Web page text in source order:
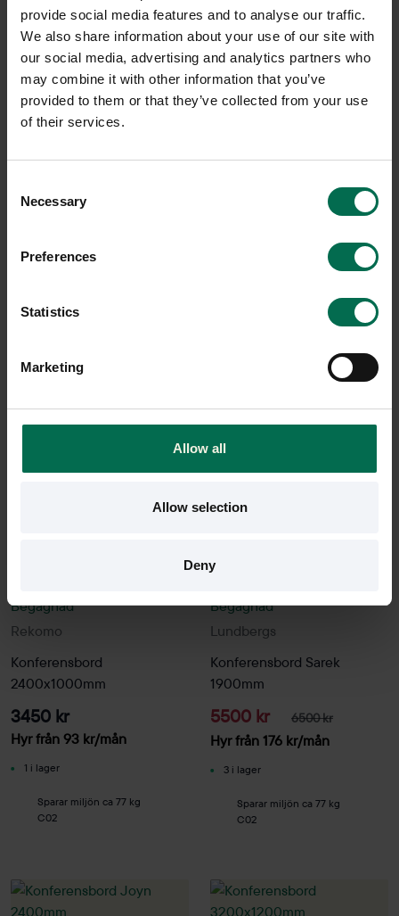
provide social media features and to analyse our traffic.
We also share information about your use of our site with
our social media, advertising and analytics partners who
may combine it with other information that you’ve
provided to them or that they’ve collected from your use
of their services.
Selection
Necessary
Preferences
Statistics
Marketing
Allow all
Allow selection
Deny
Konferensbord
7450 kr
1 i lager
kg C02
Konferensbord Superellips
Rekomo
Begagnad
Konferensbord
2400x1000mm
3450 kr
Hyr från 93 kr/mån
1 i lager
Sparar miljön ca 77 kg
C02
Lundbergs
Begagnad
Konferensbord Sarek
1900mm
5500 kr 6500 kr
Hyr från 176 kr/mån
3 i lager
Sparar miljön ca 77 kg
C02